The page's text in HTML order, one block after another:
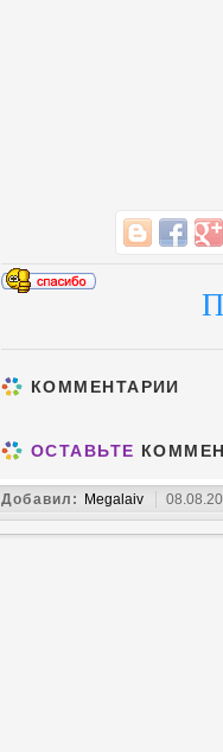
КОММЕНТАРИИ
ОСТАВЬТЕ
Добавил: Megalaiv